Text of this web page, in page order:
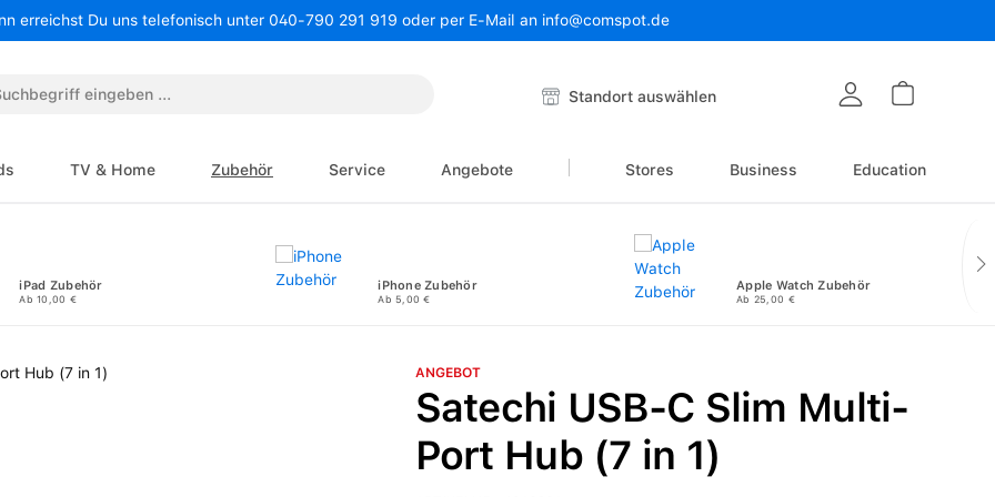
erreichst Du uns telefonisch unter 040-790 291 919 oder per E-Mail an info@comspot.de
Standort auswählen
TV & Home Zubehör Service Angebote Stores Business Education
iPad Zubehör
Ab 10,00 €
iPhone Zubehör
Ab 5,00 €
Apple Watch Zubehör
Ab 25,00 €
ANGEBOT
Satechi USB-C Slim Multi-
Port Hub (7 in 1)